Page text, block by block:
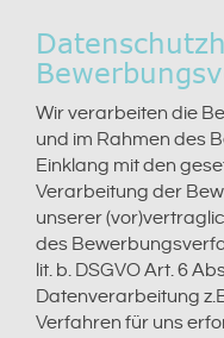
Wir verarbeiten die
und im Rahmen des
Einklang mit den
Verarbeitung der
unserer
des
lit. b. DSGVO Art. 6
Datenverarbeitung
Verfahren für uns